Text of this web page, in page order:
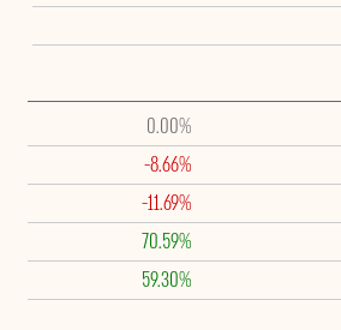
0.00%
-8.66%
-11.69%
70.59%
59.30%